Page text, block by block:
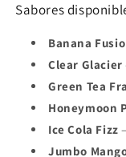
Sabores
Banana
Clear Glacier
Green Tea
Honeymoon
Ice Cola Fizz
Jumbo